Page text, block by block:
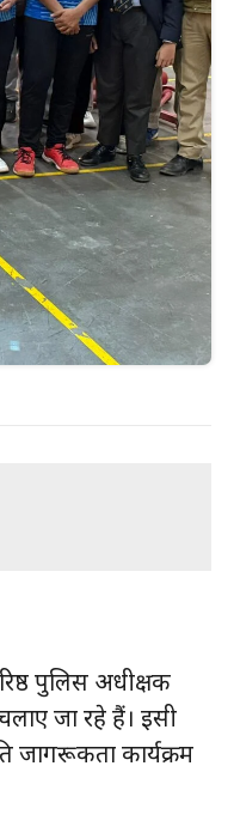
पुलिस अधीक्षक
जा रहे हैं। इसी
जागरूकता कार्यक्रम